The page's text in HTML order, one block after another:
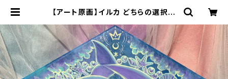
【アート原画】イルカ どちらの選択の
点物 手描き アクリル画 六角形 |
70m(naomi)